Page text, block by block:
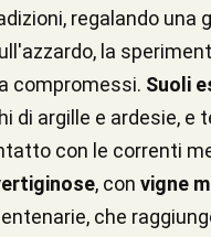
regalando una
la
compromessi. Suoli
di argille e ardesie, e
con le correnti
, con vigne
che